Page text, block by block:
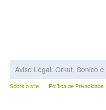
Aviso Legal: Orkut, Sonico
Sobre o site Política de Privacidade